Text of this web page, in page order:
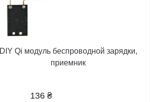
DIY Qi модуль беспроводной зарядки,
приемник
136 ₴